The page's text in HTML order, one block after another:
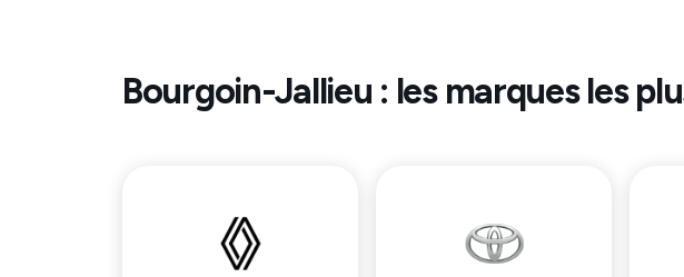
Bourgoin-Jallieu : les marques les